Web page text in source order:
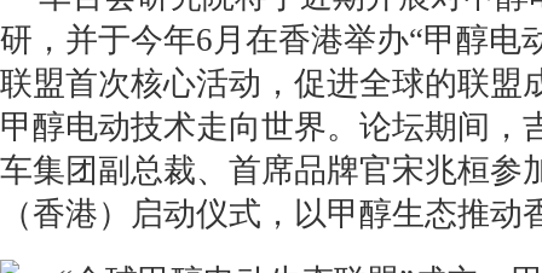
研，并于今年6月在香港举办“甲醇电
联盟首次核心活动，促进全球的联盟
甲醇电动技术走向世界。论坛期间，
车集团副总裁、首席品牌官宋兆桓参
（香港）启动仪式，以甲醇生态推